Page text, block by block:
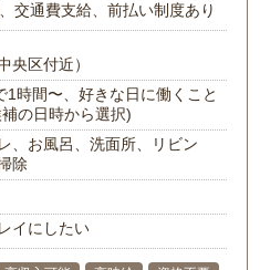
、交通費支給、前払い制度あり
央区付近）
1時間〜、好きな日に働くこと
の日時から選択)
、お風呂、洗面所、リビン
除
イにしたい